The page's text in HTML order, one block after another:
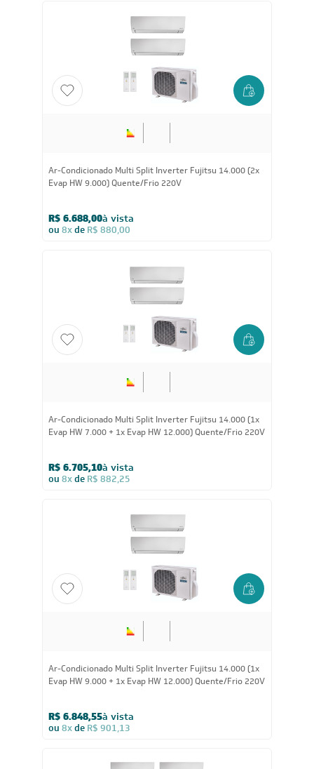
Ar-Condicionado Multi Split Inverter Fujitsu 14.000 (2x
Evap HW 9.000) Quente/Frio 220V
R$ 6.688,00à vista
ou 8xde R$ 880,00
Ar-Condicionado Multi Split Inverter Fujitsu 14.000 (1x
Evap HW 7.000 + 1x Evap HW 12.000) Quente/Frio 220V
R$ 6.705,10à vista
ou 8xde R$ 882,25
Ar-Condicionado Multi Split Inverter Fujitsu 14.000 (1x
Evap HW 9.000 + 1x Evap HW 12.000) Quente/Frio 220V
R$ 6.848,55à vista
ou 8xde R$ 901,13